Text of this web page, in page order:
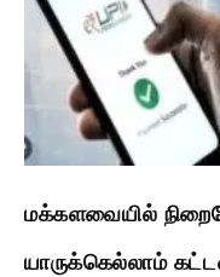
மக்களவையில்
யாருக்கெல்லாம்